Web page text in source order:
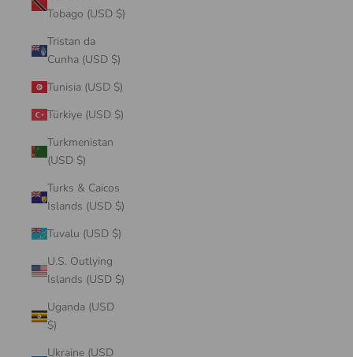
Tobago (USD $)
Tristan da
Cunha (USD $)
Tunisia (USD $)
Türkiye (USD $)
Turkmenistan
(USD $)
Turks & Caicos
Islands (USD $)
Tuvalu (USD $)
U.S. Outlying
Islands (USD $)
Uganda (USD
$)
Ukraine (USD